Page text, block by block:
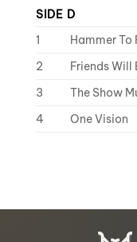
SIDE D
1
Hammer To
2
Friends Will
3
The Show
4
One Vision